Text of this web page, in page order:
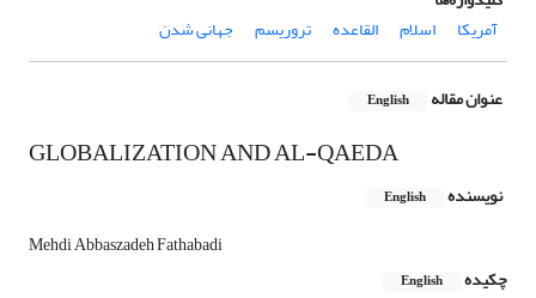
آمریکا
اسلام القاعده تروریسم جهانی شدن
عنوان مقاله English
GLOBALIZATION AND AL-QAEDA
نویسنده English
Mehdi Abbaszadeh Fathabadi
چکیده
English